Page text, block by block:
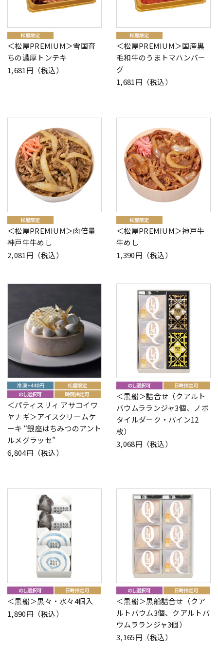
＜松屋PREMIUM＞雪国育
ちの濃厚トンテキ
1,681円（税込）
＜松屋PREMIUM＞国産黒
毛和牛のうまトマハンバー
グ
1,681円（税込）
＜松屋PREMIUM＞肉倍量
神戸牛牛めし
2,081円（税込）
＜松屋PREMIUM＞神戸牛
牛めし
1,390円（税込）
＜パティスリィ アサコイワ
ヤナギ＞アイスクリームケ
ーキ “銀座はちみつのアント
ルメグラッセ”
6,804円（税込）
＜黒船＞詰合せ（クアルト
バウムラランジャ3個、ノボ
タイルダーク・パイン12
枚）
3,068円（税込）
＜黒船＞黒々・水々4個入
1,890円（税込）
＜黒船＞黒船詰合せ（クア
ルトバウム3個、クアルトバ
ウムラランジャ3個）
3,165円（税込）